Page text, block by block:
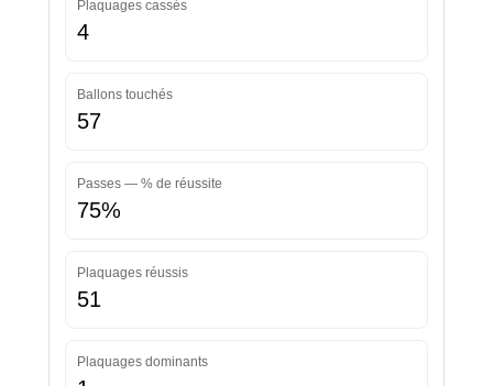
Plaquages cassés
4
Ballons touchés
57
Passes — % de réussite
75%
Plaquages réussis
51
Plaquages dominants